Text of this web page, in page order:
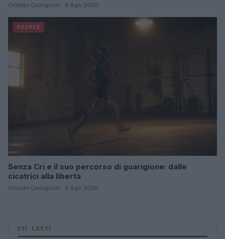
Cristian Castiglioni · 8 Ago 2026
PEOPLE
Senza Cri e il suo percorso di guarigione: dalle
cicatrici alla libertà
Cristian Castiglioni · 8 Ago 2026
PIÙ LETTI